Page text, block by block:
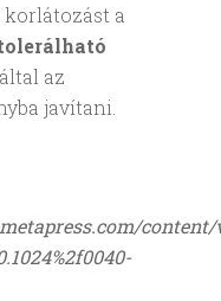
a
az
javítani.
content/